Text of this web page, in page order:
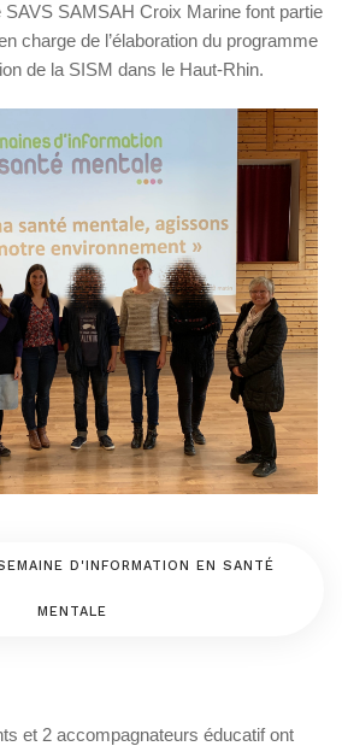
SAMSAH Croix Marine font partie
charge de l’élaboration du programme
de la SISM dans le Haut-Rhin.
D'INFORMATION EN SANTÉ
MENTALE
et 2 accompagnateurs éducatif ont